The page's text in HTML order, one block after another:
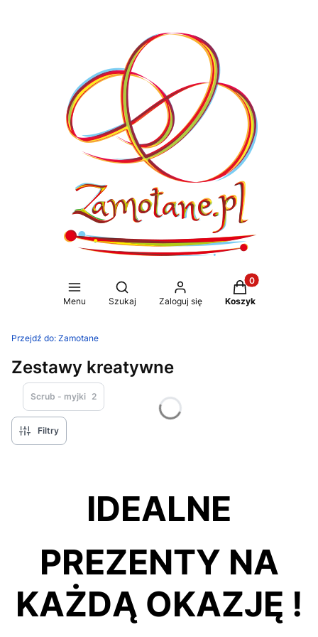
Menu
Otwórz wyszukiwarkę
Szukaj Zaloguj się
Produkty w
Koszyk
Przejdź do: Zamotane
Zestawy kreatywne
Scrub - myjki 2
Filtry
IDEALNE
PREZENTY NA
KAŻDĄ OKAZJĘ !